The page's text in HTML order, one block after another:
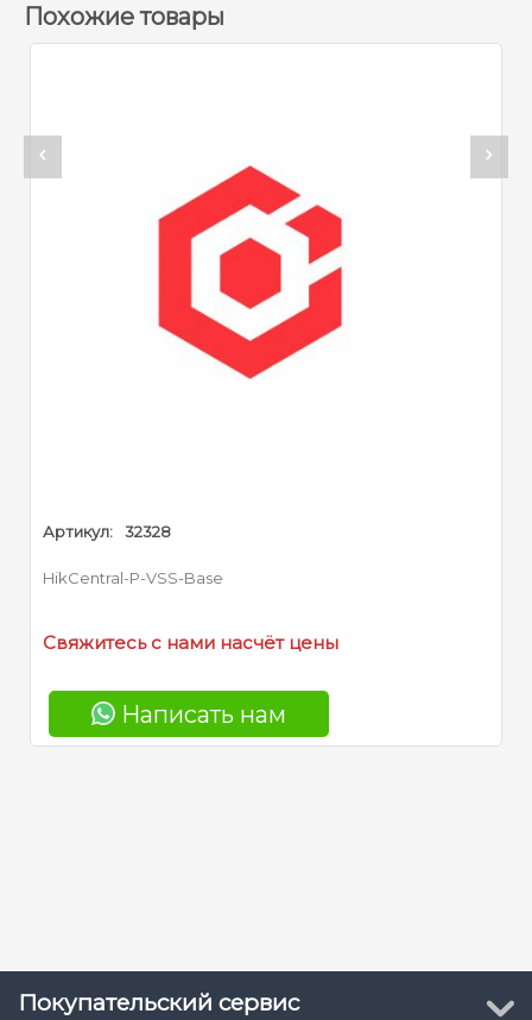
Похожие товары
32328
P-VSS-Base
с нами насчёт цены
Написать нам
Покупательский сервис